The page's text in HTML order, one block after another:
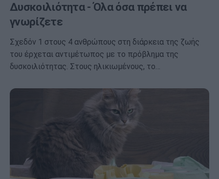
Δυσκοιλιότητα - Όλα όσα πρέπει να
γνωρίζετε
Σχεδόν 1 στους 4 ανθρώπους στη διάρκεια της ζωής
του έρχεται αντιμέτωπος με το πρόβλημα της
δυσκοιλιότητας. Στους ηλικιωμένους, το…